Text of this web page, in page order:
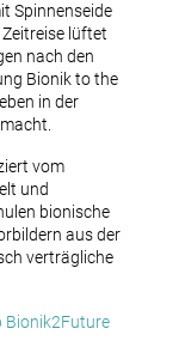
Spinnenseide
lüftet
nach den
Bionik to the
in der
vom
und
bionische
aus der
verträgliche
Bionik2Future